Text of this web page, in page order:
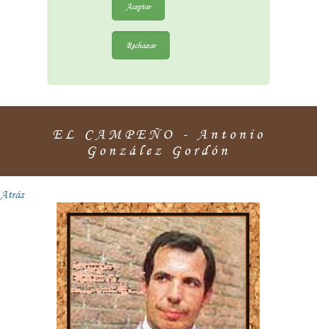
Aceptar
Rechazar
EL CAMPEÑO - Antonio
González Gordón
Atrás